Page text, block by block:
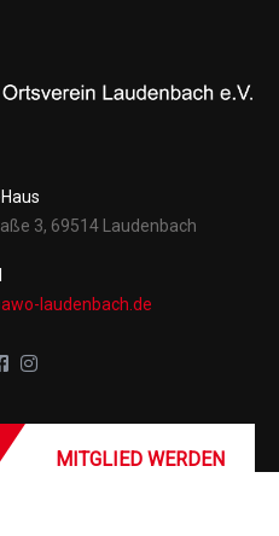
3, 69514 Laudenbach
laudenbach.de
MITGLIED WERDEN